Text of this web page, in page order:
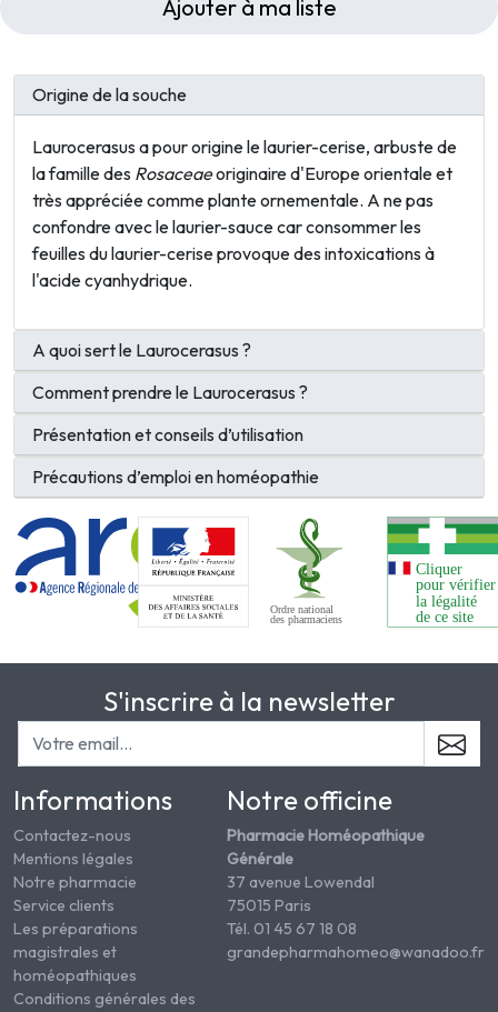
Ajouter à ma liste
Origine de la souche
Laurocerasus a pour origine le laurier-cerise, arbuste de
la famille des Rosaceaeoriginaire d'Europe orientale et
très appréciée comme plante ornementale. A ne pas
confondre avec le laurier-sauce car consommer les
feuilles du laurier-cerise provoque des intoxications à
l'acide cyanhydrique.
A quoi sert le Laurocerasus ?
Comment prendre le Laurocerasus ?
Présentation et conseils d’utilisation
Précautions d’emploi en homéopathie
S'inscrire à la newsletter
Informations
Contactez-nous
Mentions légales
Notre pharmacie
Service clients
Les préparations
magistrales et
homéopathiques
Conditions générales des
Notre officine
Pharmacie Homéopathique
Générale
37 avenue Lowendal
75015 Paris
Tél. 01 45 67 18 08
grandepharmahomeo@wanadoo.fr